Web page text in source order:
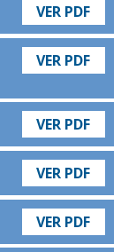
VER PDF
VER PDF
VER PDF
VER PDF
VER PDF